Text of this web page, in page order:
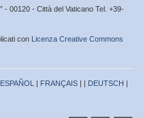
- 00120 - Città del Vaticano Tel. +39-
con Licenza Creative Commons
ESPAÑOL | FRANÇAIS | | DEUTSCH |